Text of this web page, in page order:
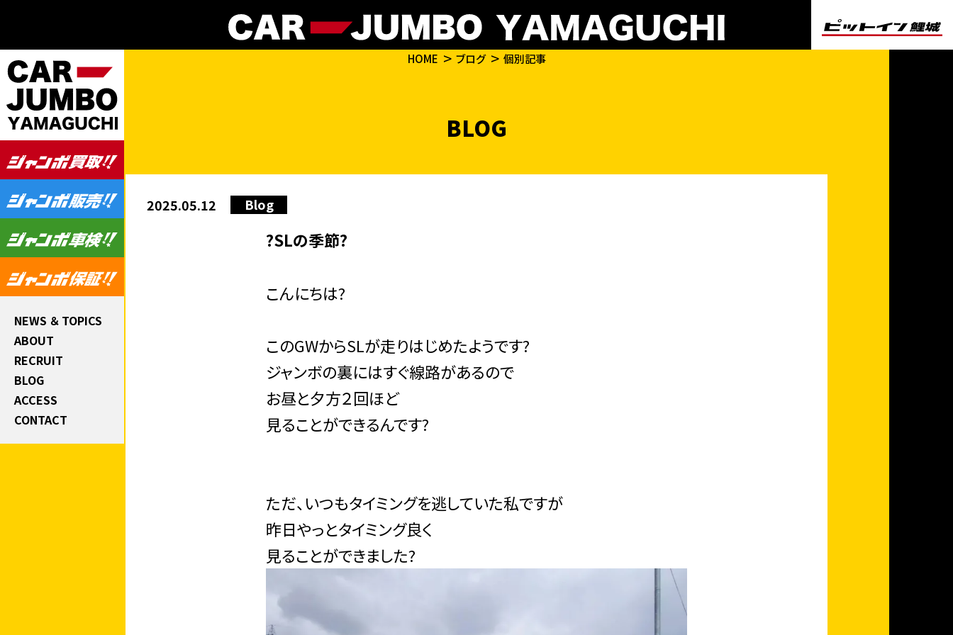
NEWS ＆ TOPICS
ABOUT
RECRUIT
BLOG
ACCESS
CONTACT
HOME ブログ 個別記事
BLOG
2025.05.12 Blog
?SLの季節?
こんにちは?
このGWからSLが走りはじめたようです?
ジャンボの裏にはすぐ線路があるので
お昼と夕方２回ほど
見ることができるんです?
ただ、いつもタイミングを逃していた私ですが
昨日やっとタイミング良く
見ることができました?